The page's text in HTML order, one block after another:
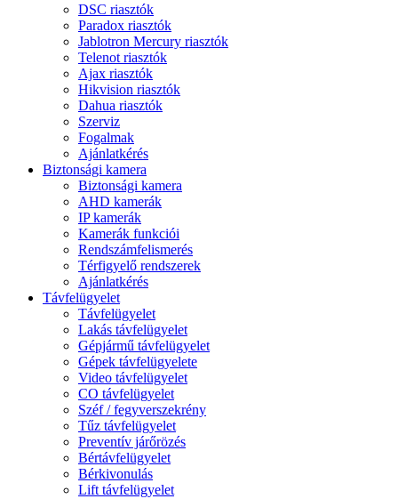
DSC riasztók
Paradox riasztók
Jablotron Mercury riasztók
Telenot riasztók
Ajax riasztók
Hikvision riasztók
Dahua riasztók
Szerviz
Fogalmak
Ajánlatkérés
Biztonsági kamera
Biztonsági kamera
AHD kamerák
IP kamerák
Kamerák funkciói
Rendszámfelismerés
Térfigyelő rendszerek
Ajánlatkérés
Távfelügyelet
Távfelügyelet
Lakás távfelügyelet
Gépjármű távfelügyelet
Gépek távfelügyelete
Video távfelügyelet
CO távfelügyelet
Széf / fegyverszekrény
Tűz távfelügyelet
Preventív járőrözés
Bértávfelügyelet
Bérkivonulás
Lift távfelügyelet